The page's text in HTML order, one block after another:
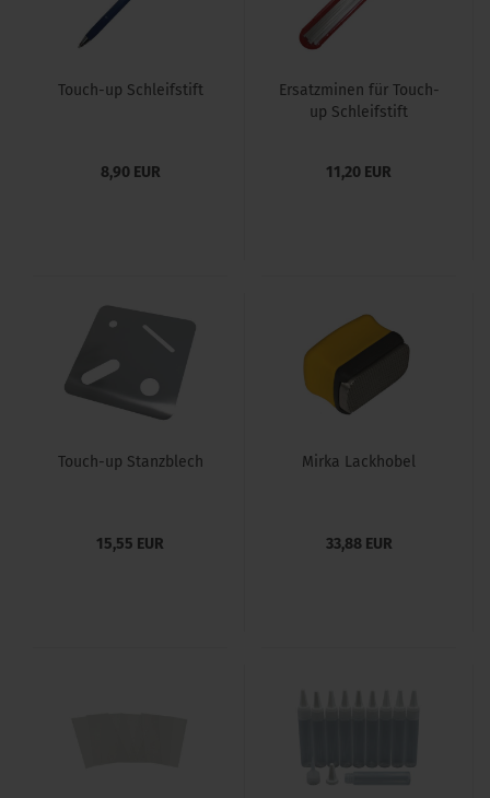
Touch-up Schleifstift
8,90 EUR
Ersatzminen für Touch-
up Schleifstift
11,20 EUR
Touch-up Stanzblech
15,55 EUR
Mirka Lackhobel
33,88 EUR